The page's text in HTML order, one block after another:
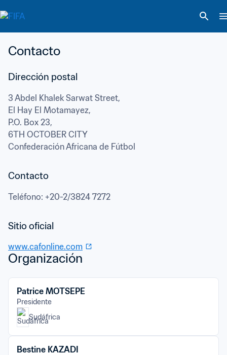
Contacto
3 Abdel Khalek Sarwat Street,
El Hay El Motamayez,
P.O. Box 23,
6TH OCTOBER CITY
Confederación Africana de Fútbol
Contacto
Teléfono: +20-2/3824 7272
www.cafonline.com
Organización
Patrice MOTSEPE
Presidente
Sudáfrica
Bestine KAZADI